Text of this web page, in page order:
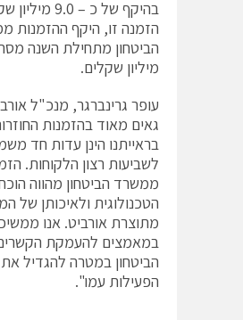
בהיקף של כ –
הזמנה זו, היקף ההזמנות
מיליון שקלים.
עופר גרינברגר, מנכ"ל
גאים מאוד בהזמנות
בראייתנו הינן עדות חד
לשביעות רצון הלקוחות.
ממשרד הביטחון מהווה
הטכנולוגית ולאיכותן של
מתוצרת אורביט. אנו
במאמצים להעמקת
הביטחון במטרה להגדיל את
הפעילות עמו".